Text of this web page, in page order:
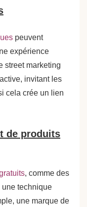
peuvent
expérience
street marketing
invitant les
cela crée un lien
de produits
, comme des
technique
une marque de